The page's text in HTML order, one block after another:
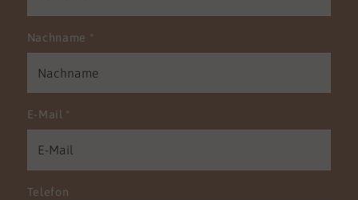
Nachname *
E-Mail *
Telefon